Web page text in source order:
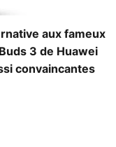
aux fameux
3 de Huawei
convaincantes